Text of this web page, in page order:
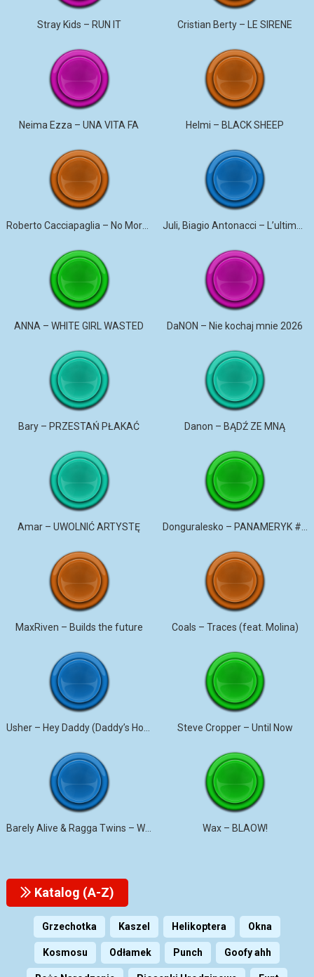
Stray Kids – RUN IT Cristian Berty – LE SIRENE
Neima Ezza – UNA VITA FA Helmi – BLACK SHEEP
Roberto Cacciapaglia – No More Violence
ANNA – WHITE GIRL WASTED DaNON – Nie kochaj mnie 2026
Bary – PRZESTAŃ PŁAKAĆ Danon – BĄDŹ ZE MNĄ
Amar – UWOLNIĆ ARTYSTĘ
MaxRiven – Builds the future Coals – Traces (feat. Molina)
Steve Cropper – Until Now
Barely Alive & Ragga Twins – We Set It Wax – BLAOW!
Katalog (A-Z)
Grzechotka Kaszel Helikoptera Okna
Kosmosu Odłamek Punch Goofy ahh